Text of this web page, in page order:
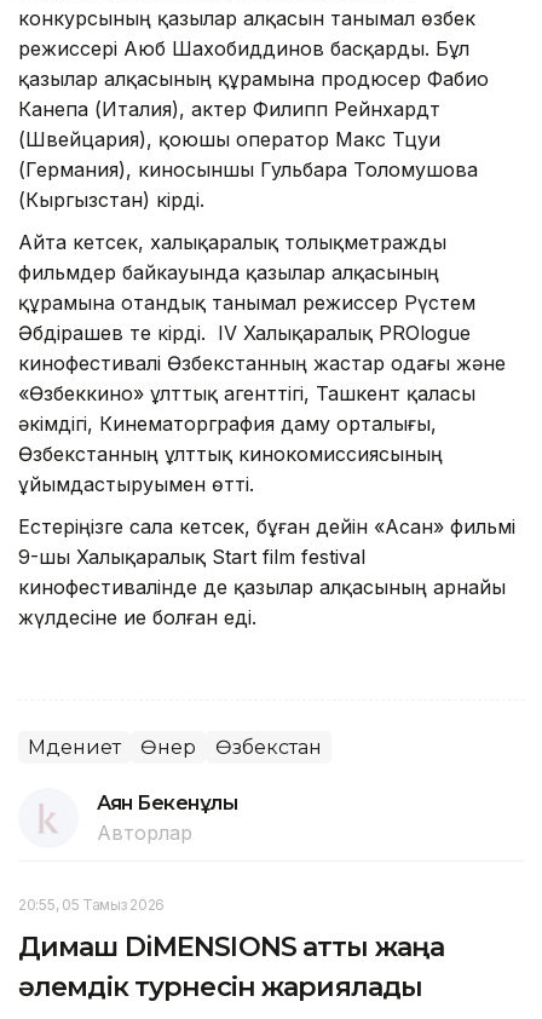
конкурсының қазылар алқасын танымал өзбек
режиссері Аюб Шахобиддинов басқарды. Бұл
қазылар алқасының құрамына продюсер Фабио
Канепа (Италия), актер Филипп Рейнхардт
(Швейцария), қоюшы оператор Макс Тцуи
(Германия), киносыншы Гульбара Толомушова
(Кыргызстан) кірді.
Айта кетсек, халықаралық толықметражды
фильмдер байкауында қазылар алқасының
құрамына отандық танымал режиссер Рүстем
Әбдірашев те кірді. IV Халықаралық PROlogue
кинофестивалі Өзбекстанның жастар одағы және
«Өзбеккино» ұлттық агенттігі, Ташкент қаласы
әкімдігі, Кинематорграфия даму орталығы,
Өзбекстанның ұлттық кинокомиссиясының
ұйымдастыруымен өтті.
Естеріңізге сала кетсек, бұған дейін «Асан» фильмі
9-шы Халықаралық Start film festival
кинофестивалінде де қазылар алқасының арнайы
жүлдесіне ие болған еді.
Мәдениет Өнер Өзбекстан
Аян Бекенұлы
Авторлар
20:55, 05 Тамыз 2026
Димаш DiMENSIONS атты жаңа
әлемдік турнесін жариялады